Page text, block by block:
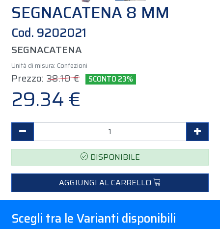
SEGNACATENA 8 MM
Cod. 9202021
SEGNACATENA
Unità di misura: Confezioni
Prezzo: 38.10 € SCONTO 23%
29.34 €
DISPONIBILE
AGGIUNGI AL CARRELLO
Scegli tra le Varianti disponibili